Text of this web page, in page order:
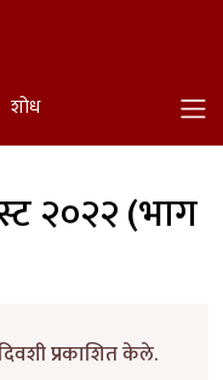
शोध
२०२२ (भाग
प्रकाशित केले.